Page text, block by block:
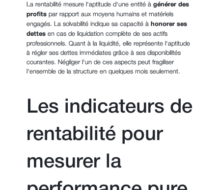
La rentabilité mesure l'aptitude d'une entité à générer des
profits par rapport aux moyens humains et matériels
engagés. La solvabilité indique sa capacité à honorer ses
dettes en cas de liquidation complète de ses actifs
professionnels. Quant à la liquidité, elle représente l'aptitude
à régler ses dettes immédiates grâce à ses disponibilités
courantes. Négliger l'un de ces aspects peut fragiliser
l'ensemble de la structure en quelques mois seulement.
Les indicateurs de
rentabilité pour
mesurer la